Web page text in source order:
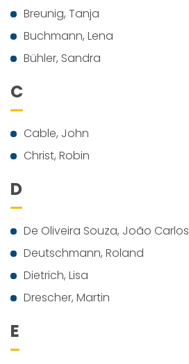
Breunig, Tanja
Buchmann, Lena
Bühler, Sandra
C
Cable, John
Christ, Robin
D
De Oliveira Souza, João Carlos
Deutschmann, Roland
Dietrich, Lisa
Drescher, Martin
E